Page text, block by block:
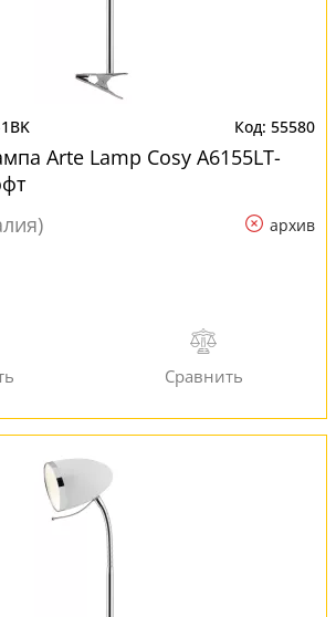
55580
Arte Lamp Cosy A6155LT-
архив